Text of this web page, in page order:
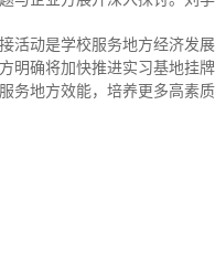
活动是学校服务地方经济发
明确将加快推进实习基地挂
务地方效能，培养更多高素